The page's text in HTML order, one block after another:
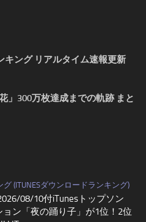
キング リアルタイム速報更新
」300万枚達成までの軌跡 まと
グ (ITUNESダウンロードランキング)
08/10付iTunesトップソン
ン「夜の踊り子」が1位！2位